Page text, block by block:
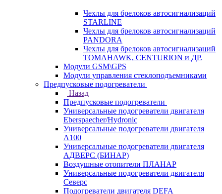
Чехлы для брелоков автосигнализаций
STARLINE
Чехлы для брелоков автосигнализаций
PANDORA
Чехлы для брелоков автосигнализаций
TOMAHAWK, CENTURION и ДР.
Модули GSM\GPS
Модули управления стеклоподъемниками
Предпусковые подогреватели
Назад
Предпусковые подогреватели
Универсальные подогреватели двигателя
Eberspaecher/Hydronic
Универсальные подогреватели двигателя
A100
Универсальные подогреватели двигателя
АДВЕРС (БИНАР)
Воздушные отопители ПЛАНАР
Универсальные подогреватели двигателя
Северс
Подогреватели двигателя DEFA